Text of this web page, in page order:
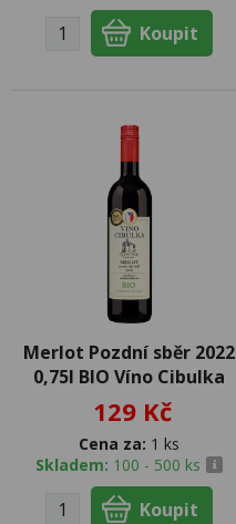
Merlot Pozdní sběr 2022
0,75l BIO Víno Cibulka
129 Kč
Cena za: 1 ks
Skladem: 100 - 500 ks